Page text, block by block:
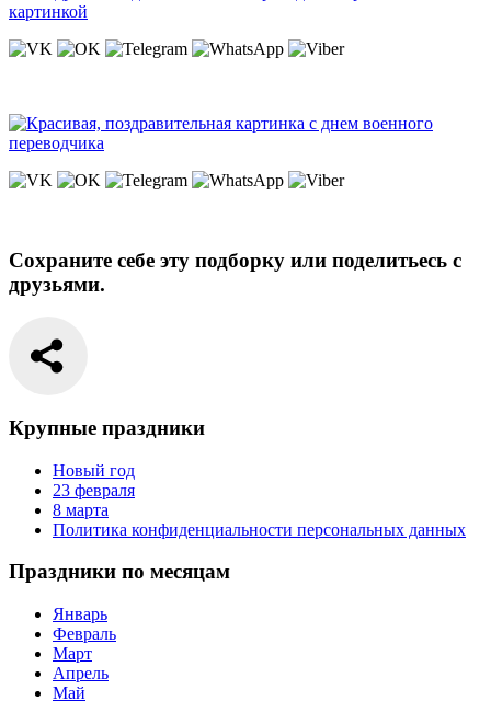
Сохраните себе эту подборку или поделитьесь с
друзьями.
Крупные праздники
Новый год
23 февраля
8 марта
Политика конфиденциальности персональных данных
Праздники по месяцам
Январь
Февраль
Март
Апрель
Май